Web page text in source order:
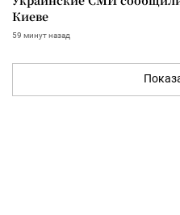
Киеве
59 минут назад